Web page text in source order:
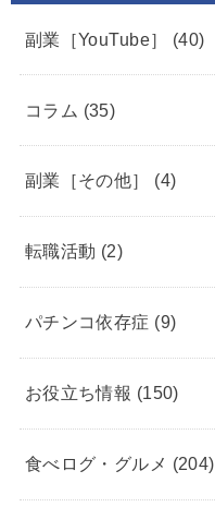
副業［YouTube］ (40)
コラム (35)
副業［その他］ (4)
転職活動 (2)
パチンコ依存症 (9)
お役立ち情報 (150)
食べログ・グルメ (204)